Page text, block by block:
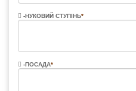
-НУКОВИЙ СТУПІНЬ*
-ПОСАДА*